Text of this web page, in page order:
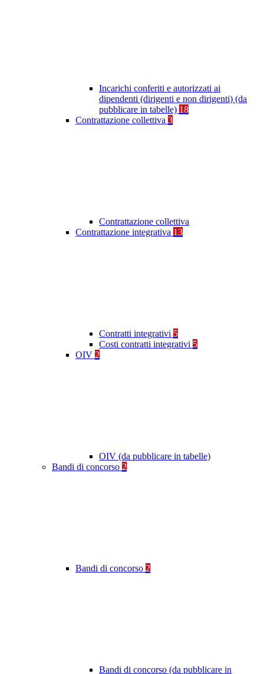
Incarichi conferiti e autorizzati ai
dipendenti (dirigenti e non dirigenti) (da
pubblicare in tabelle) 18
Contrattazione collettiva 3
Contrattazione collettiva
Contrattazione integrativa 13
Contratti integrativi 5
Costi contratti integrativi 5
OIV 2
OIV (da pubblicare in tabelle)
Bandi di concorso 2
Bandi di concorso 2
Bandi di concorso (da pubblicare in